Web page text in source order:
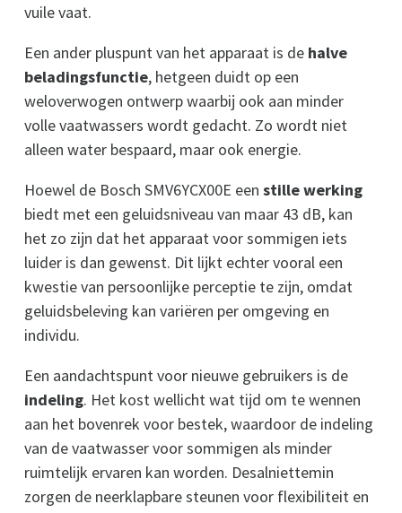
vuile vaat.
Een ander pluspunt van het apparaat is de halve
beladingsfunctie, hetgeen duidt op een
weloverwogen ontwerp waarbij ook aan minder
volle vaatwassers wordt gedacht. Zo wordt niet
alleen water bespaard, maar ook energie.
Hoewel de Bosch SMV6YCX00E een stille werking
biedt met een geluidsniveau van maar 43 dB, kan
het zo zijn dat het apparaat voor sommigen iets
luider is dan gewenst. Dit lijkt echter vooral een
kwestie van persoonlijke perceptie te zijn, omdat
geluidsbeleving kan variëren per omgeving en
individu.
Een aandachtspunt voor nieuwe gebruikers is de
indeling. Het kost wellicht wat tijd om te wennen
aan het bovenrek voor bestek, waardoor de indeling
van de vaatwasser voor sommigen als minder
ruimtelijk ervaren kan worden. Desalniettemin
zorgen de neerklapbare steunen voor flexibiliteit en